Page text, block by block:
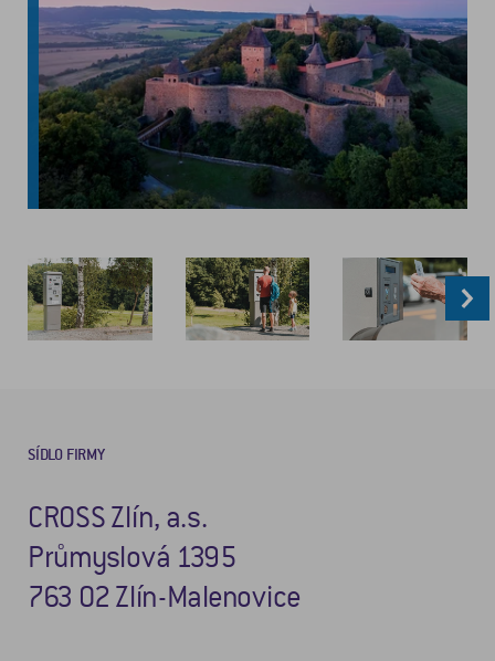
SÍDLO FIRMY
CROSS Zlín, a.s.
Průmyslová 1395
763 02 Zlín-Malenovice